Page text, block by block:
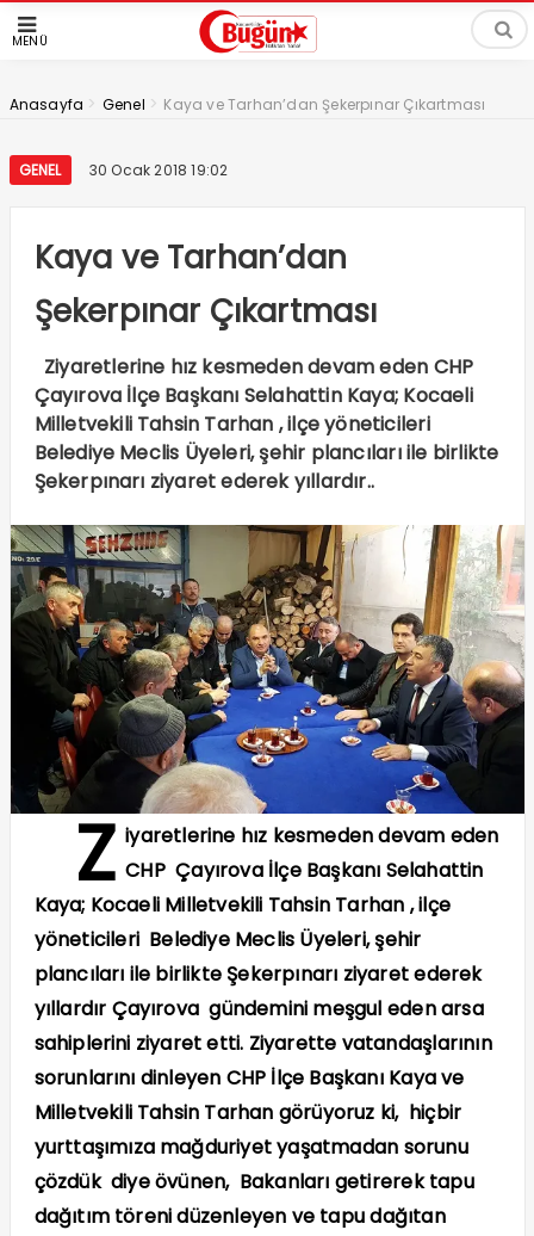
MENÜ
Anasayfa > Genel > Kaya ve Tarhan’dan Şekerpınar Çıkartması
GENEL 30 Ocak 2018 19:02
Kaya ve Tarhan’dan
Şekerpınar Çıkartması
Ziyaretlerine hız kesmeden devam eden CHP
Çayırova İlçe Başkanı Selahattin Kaya; Kocaeli
Milletvekili Tahsin Tarhan , ilçe yöneticileri
Belediye Meclis Üyeleri, şehir plancıları ile birlikte
Şekerpınarı ziyaret ederek yıllardır..
Z iyaretlerine hız kesmeden devam eden
CHP Çayırova İlçe Başkanı Selahattin
Kaya; Kocaeli Milletvekili Tahsin Tarhan , ilçe
yöneticileri Belediye Meclis Üyeleri, şehir
plancıları ile birlikte Şekerpınarı ziyaret ederek
yıllardır Çayırova gündemini meşgul eden arsa
sahiplerini ziyaret etti. Ziyarette vatandaşlarının
sorunlarını dinleyen CHP İlçe Başkanı Kaya ve
Milletvekili Tahsin Tarhan görüyoruz ki, hiçbir
yurttaşımıza mağduriyet yaşatmadan sorunu
çözdük diye övünen, Bakanları getirerek tapu
dağıtım töreni düzenleyen ve tapu dağıtan